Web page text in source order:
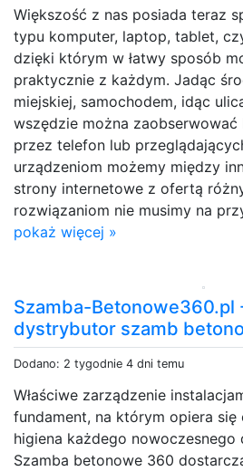
Większość z nas posiada teraz
typu komputer, laptop, tablet,
dzięki którym w łatwy sposób
praktycznie z każdym. Jadąc
miejskiej, samochodem, idąc
wszędzie można
przez telefon lub
urządzeniom możemy między
strony internetowe z ofertą
rozwiązaniom nie musimy na
pokaż więcej »
Szamba-Betonowe360.pl
dystrybutor szamb
Dodano: 2 tygodnie 4 dni temu
Właściwe zarządzenie
fundament, na którym opiera
higiena każdego nowoczesnego
Szamba betonowe 360